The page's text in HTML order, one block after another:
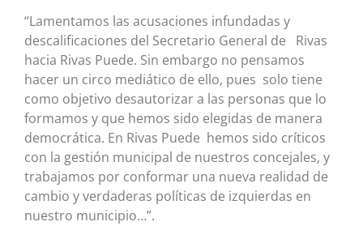
“Lamentamos las acusaciones infundadas y
descalificaciones del Secretario General de Rivas
hacia Rivas Puede. Sin embargo no pensamos
hacer un circo mediático de ello, pues solo tiene
como objetivo desautorizar a las personas que lo
formamos y que hemos sido elegidas de manera
democrática. En Rivas Puede hemos sido críticos
con la gestión municipal de nuestros concejales, y
trabajamos por conformar una nueva realidad de
cambio y verdaderas políticas de izquierdas en
nuestro municipio…”.